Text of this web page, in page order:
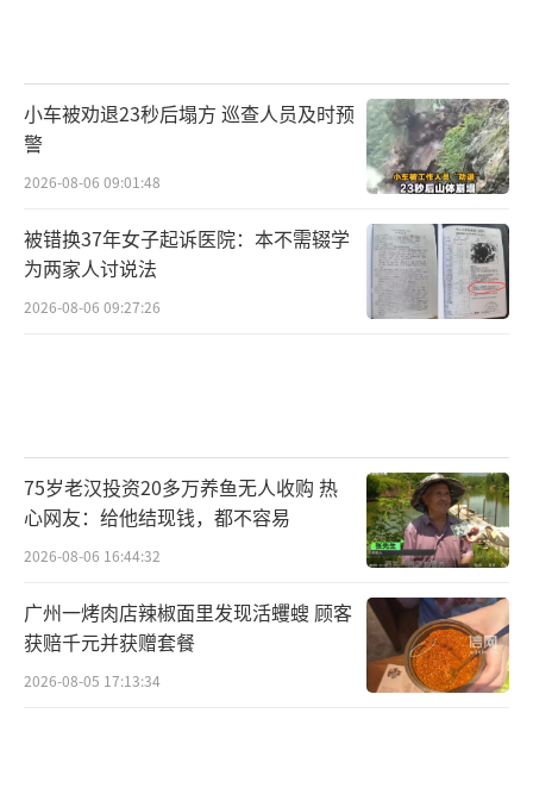
小车被劝退23秒后塌方 巡查人员及时预
警
2026-08-06 09:01:48
被错换37年女子起诉医院：本不需辍学
为两家人讨说法
2026-08-06 09:27:26
75岁老汉投资20多万养鱼无人收购 热
心网友：给他结现钱，都不容易
2026-08-06 16:44:32
广州一烤肉店辣椒面里发现活蠼螋 顾客
获赔千元并获赠套餐
2026-08-05 17:13:34